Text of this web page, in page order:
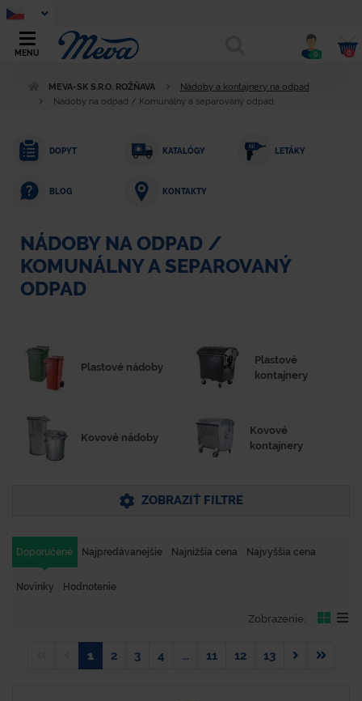
MENU 0 0
MEVA-SK S.R.O. ROŽŇAVA
Nádoby a kontajnery na odpad
Nádoby na odpad / Komunálny a separovaný odpad
DOPYT KATALÓGY LETÁKY
BLOG KONTAKTY
NÁDOBY NA ODPAD /
KOMUNÁLNY A SEPAROVANÝ
ODPAD
Plastové nádoby
Plastové
kontajnery
Kovové nádoby
Kovové
kontajnery
ZOBRAZIŤ FILTRE
Doporučené Najpredávanejšie Najnižšia cena Najvyššia cena
Novinky Hodnotenie
Zobrazenie:
1 2 3 4 … 11 12 13